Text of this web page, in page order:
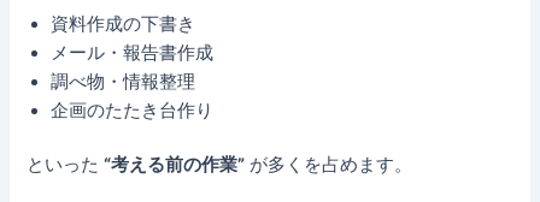
資料作成の下書き
メール・報告書作成
調べ物・情報整理
企画のたたき台作り
といった“考える前の作業” が多くを占めます。